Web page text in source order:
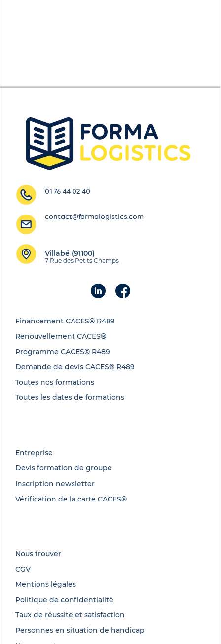
Financement CACES® R489
Renouvellement CACES®
Programme CACES® R489
Demande de devis CACES® R489
Toutes nos formations
Toutes les dates de formations
Nous trouver
CGV
Mentions légales
Politique de confidentialité
Taux de réussite et satisfaction
Personnes en situation de handicap
Entreprise
Devis formation de groupe
Inscription newsletter
Vérification de la carte CACES®
01 76 44 02 40
contact@formalogistics.com
Villabé (91100)
7 Rue des Petits Champs